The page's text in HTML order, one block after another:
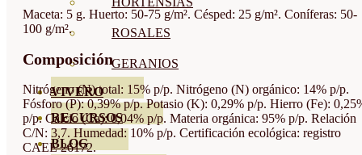
ROSALES
GERANIOS
VIVERO
RECURSOS
BLOG
Maceta: 5 g. Huerto: 50-75 g/m². Césped: 25 g/m². Coníferas: 50-
100 g/m².
Composición
Nitrógeno (N) total: 15% p/p. Nitrógeno (N) orgánico: 14% p/p.
Fósforo (P): 0,39% p/p. Potasio (K): 0,29% p/p. Hierro (Fe):
p/p. Calcio (Ca): 0,04% p/p. Materia orgánica: 95% p/p. Relación
C/N: 3,7. Humedad: 10% p/p. Certificación ecológica: registro
CAEE 26172.